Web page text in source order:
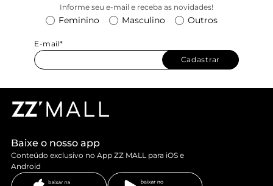
Informe seu e-mail e receba as novidades!
Feminino Masculino Outros
E-mail*
Cadastrar
Baixe o nosso app
Conteúdo exclusivo no App ZZ MALL para iOS e
Android